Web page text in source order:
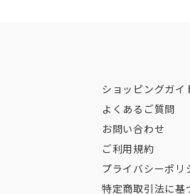
ショッピングガイ
よくあるご質問
お問い合わせ
ご利用規約
プライバシーポリ
特定商取引法に基